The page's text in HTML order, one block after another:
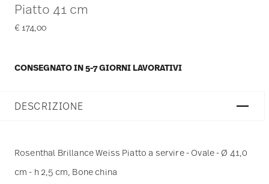
Piatto 41 cm
€ 174,00
CONSEGNATO IN 5-7 GIORNI LAVORATIVI
DESCRIZIONE
Rosenthal Brillance Weiss Piatto a servire - Ovale - Ø 41,0
cm - h 2,5 cm, Bone china